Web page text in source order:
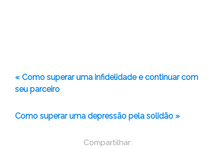
Compartilhar:
« Como superar uma infidelidade e continuar com
seu parceiro
Como superar uma depressão pela solidão »